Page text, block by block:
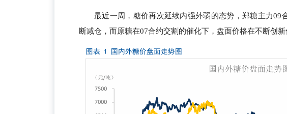
最近一周，糖价再次延续内强外弱的态势，郑糖主力09
断减仓，而原糖在07合约交割的催化下，盘面价格在不断创新